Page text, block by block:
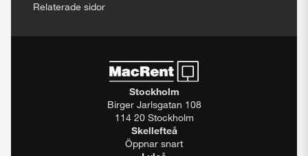
Relaterade sidor
Stockholm
Birger Jarlsgatan 108
114 20 Stockholm
Skellefteå
Öppnar snart